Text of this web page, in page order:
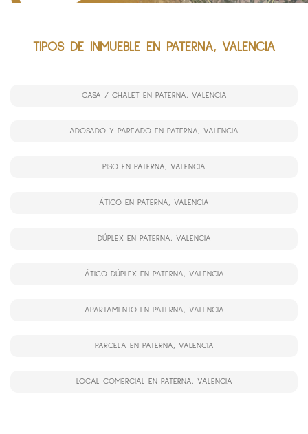
TIPOS DE INMUEBLE EN PATERNA, VALENCIA
CASA / CHALET EN PATERNA, VALENCIA
ADOSADO Y PAREADO EN PATERNA, VALENCIA
PISO EN PATERNA, VALENCIA
ÁTICO EN PATERNA, VALENCIA
DÚPLEX EN PATERNA, VALENCIA
ÁTICO DÚPLEX EN PATERNA, VALENCIA
APARTAMENTO EN PATERNA, VALENCIA
PARCELA EN PATERNA, VALENCIA
LOCAL COMERCIAL EN PATERNA, VALENCIA